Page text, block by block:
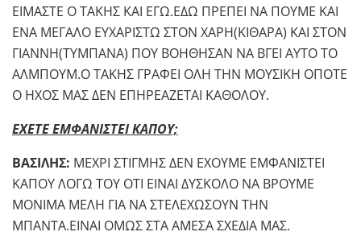
ΕΙΜΑΣΤΕ Ο ΤΑΚΗΣ ΚΑΙ ΕΓΩ.ΕΔΩ ΠΡΕΠΕΙ ΝΑ ΠΟΥΜΕ ΚΑΙ
ΕΝΑ ΜΕΓΑΛΟ ΕΥΧΑΡΙΣΤΩ ΣΤΟΝ ΧΑΡΗ(ΚΙΘΑΡΑ) ΚΑΙ ΣΤΟΝ
ΓΙΑΝΝΗ(ΤΥΜΠΑΝΑ) ΠΟΥ ΒΟΗΘΗΣΑΝ ΝΑ ΒΓΕΙ ΑΥΤΟ ΤΟ
ΑΛΜΠΟΥΜ.Ο ΤΑΚΗΣ ΓΡΑΦΕΙ ΟΛΗ ΤΗΝ ΜΟΥΣΙΚΗ ΟΠΟΤΕ
Ο ΗΧΟΣ ΜΑΣ ΔΕΝ ΕΠΗΡΕΑΖΕΤΑΙ ΚΑΘΟΛΟΥ.
ΕΧΕΤΕ ΕΜΦΑΝΙΣΤΕΙ ΚΑΠΟΥ;
ΒΑΣΙΛΗΣ: ΜΕΧΡΙ ΣΤΙΓΜΗΣ ΔΕΝ ΕΧΟΥΜΕ ΕΜΦΑΝΙΣΤΕΙ
ΚΑΠΟΥ ΛΟΓΩ ΤΟΥ ΟΤΙ ΕΙΝΑΙ ΔΥΣΚΟΛΟ ΝΑ ΒΡΟΥΜΕ
ΜΟΝΙΜΑ ΜΕΛΗ ΓΙΑ ΝΑ ΣΤΕΛΕΧΩΣΟΥΝ ΤΗΝ
ΜΠΑΝΤΑ.ΕΙΝΑΙ ΟΜΩΣ ΣΤΑ ΑΜΕΣΑ ΣΧΕΔΙΑ ΜΑΣ.